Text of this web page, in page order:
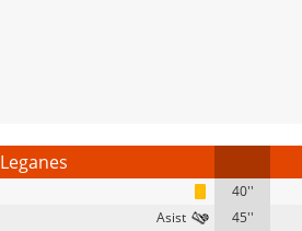
Leganes
40''
45''